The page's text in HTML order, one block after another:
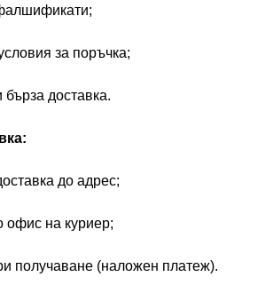
за поръчка;
бърза доставка.
до адрес;
офис на куриер;
получаване (наложен платеж).